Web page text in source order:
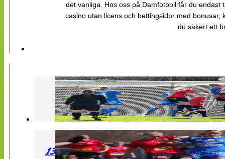
det vanliga. Hos oss på Damfotboll får du
casino utan licens och bettingsidor med
du säkert ett
130427 LB 07 – QBIK